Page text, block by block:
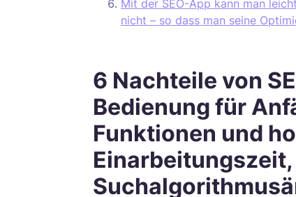
Mit der SEO-App kann man
nicht – so dass man seine
6 Nachteile von
Bedienung für
Funktionen und